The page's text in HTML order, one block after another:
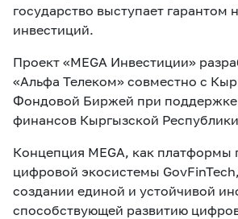
государство выступает гарантом
инвестиций.
Проект «MEGA Инвестиции»
«Альфа Телеком» совместно с
Фондовой Биржей при поддержке
финансов Кыргызской
Концепция MEGA, как платформы
цифровой экосистемы
создании единой и устойчивой
способствующей развитию